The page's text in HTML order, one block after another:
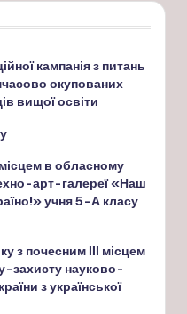
кампанія з питань
окупованих
вищої освіти
в обласному
арт-галереї «Наш
учня 5-А класу
з почесним ІІІ місцем
захисту науково-
з української